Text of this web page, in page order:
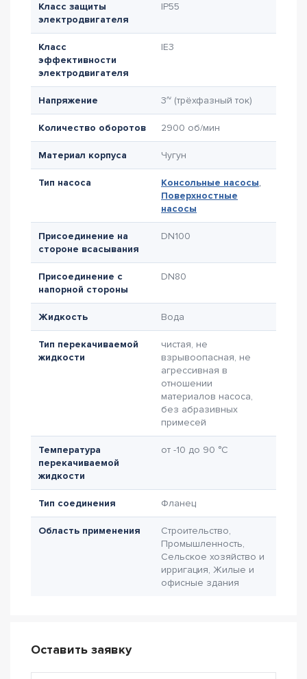
Класс защиты
электродвигателя
IP55
Класс
эффективности
электродвигателя
IE3
Напряжение 3~ (трёхфазный ток)
Количество оборотов 2900 об/мин
Материал корпуса Чугун
Тип насоса Консольные насосы,
Поверхностные
насосы
Присоединение на
стороне всасывания
DN100
Присоединение с
напорной стороны
DN80
Жидкость Вода
Тип перекачиваемой
жидкости
чистая, не
взрывоопасная, не
агрессивная в
отношении
материалов насоса,
без абразивных
примесей
Температура
перекачиваемой
жидкости
от -10 до 90 °C
Тип соединения Фланец
Область применения
Строительство,
Промышленность,
Сельское хозяйство и
ирригация, Жилые и
офисные здания
Оставить заявку